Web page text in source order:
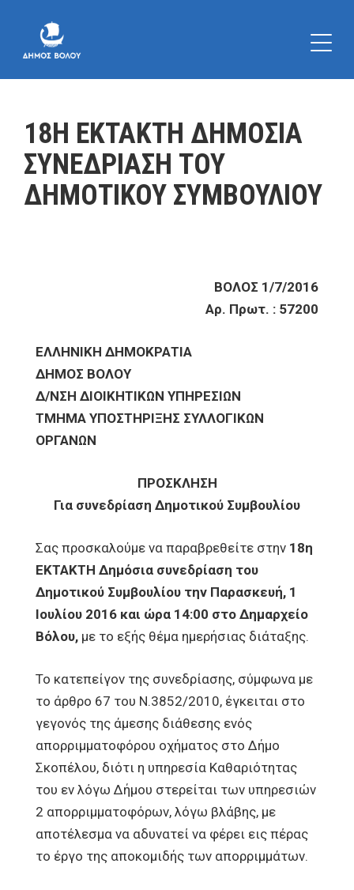
18Η ΕΚΤΑΚΤΗ ΔΗΜΟΣΙΑ
ΣΥΝΕΔΡΙΑΣΗ ΤΟΥ
ΔΗΜΟΤΙΚΟΥ ΣΥΜΒΟΥΛΙΟΥ
ΒΟΛΟΣ 1/7/2016
Αρ. Πρωτ. : 57200
ΕΛΛΗΝΙΚΗ ΔΗΜΟΚΡΑΤΙΑ
ΔΗΜΟΣ ΒΟΛΟΥ
Δ/ΝΣΗ ΔΙΟΙΚΗΤΙΚΩΝ ΥΠΗΡΕΣΙΩΝ
ΤΜΗΜΑ ΥΠΟΣΤΗΡΙΞΗΣ ΣΥΛΛΟΓΙΚΩΝ
ΟΡΓΑΝΩΝ
ΠΡΟΣΚΛΗΣΗ
Για συνεδρίαση Δημοτικού Συμβουλίου
Σας προσκαλούμε να παραβρεθείτε στην 18η
ΕΚΤΑΚΤΗ Δημόσια συνεδρίαση του
Δημοτικού Συμβουλίου την Παρασκευή, 1
Ιουλίου 2016 και ώρα 14:00 στο Δημαρχείο
Βόλου, με τo εξής θέμα ημερήσιας διάταξης.
Το κατεπείγον της συνεδρίασης, σύμφωνα με
το άρθρο 67 του Ν.3852/2010, έγκειται στο
γεγονός της άμεσης διάθεσης ενός
απορριμματοφόρου οχήματος στο Δήμο
Σκοπέλου, διότι η υπηρεσία Καθαριότητας
του εν λόγω Δήμου στερείται των υπηρεσιών
2 απορριμματοφόρων, λόγω βλάβης, με
αποτέλεσμα να αδυνατεί να φέρει εις πέρας
το έργο της αποκομιδής των απορριμμάτων.